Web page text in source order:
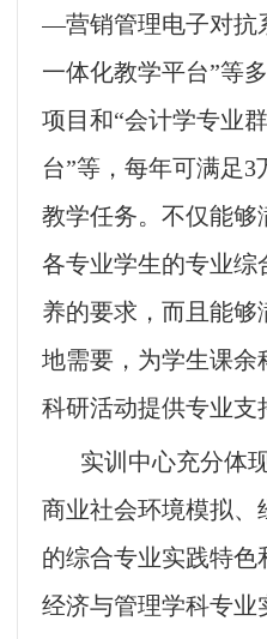
—营销管理电子对抗
一体化教学平台”等
项目和“会计学专业
台”等，每年可满足3
教学任务。 不仅能够
各专业学生的专业综
养的要求，而且能够
地需要，为学生课余
科研活动提供专业支
实训 中心充分体
商业社会环境模拟、
的综合专业实践特色
经济与管理学科专业